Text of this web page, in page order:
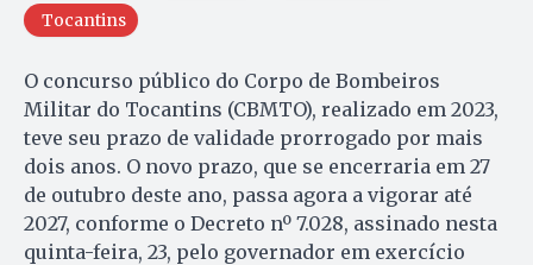
Tocantins
O concurso público do Corpo de Bombeiros
Militar do Tocantins (CBMTO), realizado em 2023,
teve seu prazo de validade prorrogado por mais
dois anos. O novo prazo, que se encerraria em 27
de outubro deste ano, passa agora a vigorar até
2027, conforme o Decreto nº 7.028, assinado nesta
quinta-feira, 23, pelo governador em exercício